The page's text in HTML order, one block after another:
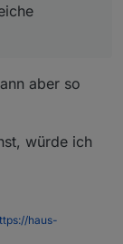
aber so
würde ich
haus-